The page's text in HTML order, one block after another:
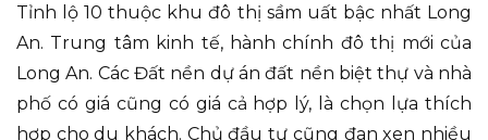
Tỉnh lộ 10 thuộc khu đô thị sầm uất bậc nhất Long
An. Trung tâm kinh tế, hành chính đô thị mới của
Long An. Các Đất nền dự án đất nền biệt thự và nhà
phố có giá cũng có giá cả hợp lý, là chọn lựa thích
hợp cho du khách. Chủ đầu tư cũng đan xen nhiều